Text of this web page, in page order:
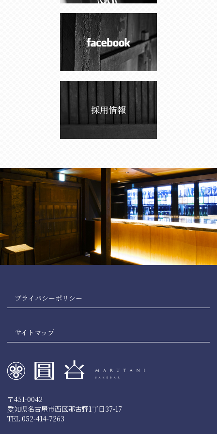
プライバシーポリシー
サイトマップ
〒451-0042
愛知県名古屋市西区那古野1丁目37-17
TEL.052-414-7263